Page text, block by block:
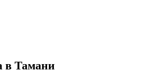
в Тамани